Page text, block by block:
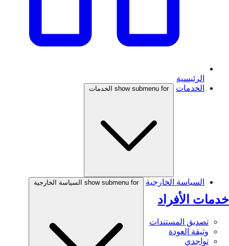
الرئيسية
الخدمات
show submenu for الخدمات
خدمات الأفراد
تصديق المستندات
وثيقة العودة
تواجدي
السياسة الخارجية show submenu for السياسة الخارجية